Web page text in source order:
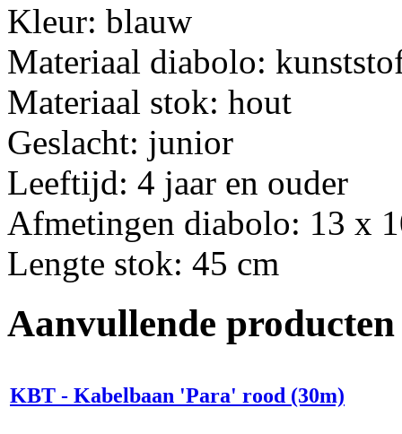
Kleur: blauw
Materiaal diabolo:
Materiaal stok: hout
Geslacht: junior
Leeftijd: 4 jaar en ouder
Afmetingen diabolo: 13 x
Lengte stok: 45 cm
Aanvullende producten
KBT - Kabelbaan 'Para' rood (30m)